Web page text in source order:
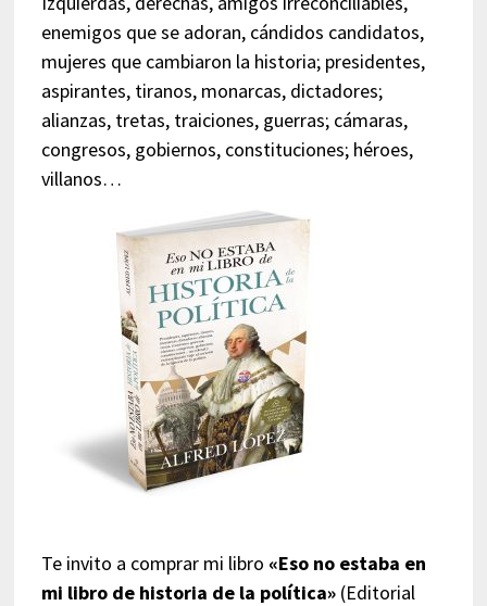
enemigos que se adoran, cándidos candidatos,
mujeres que cambiaron la historia; presidentes,
aspirantes, tiranos, monarcas, dictadores;
alianzas, tretas, traiciones, guerras; cámaras,
congresos, gobiernos, constituciones; héroes,
villanos…
Te invito a comprar mi libro «Eso no estaba en
mi libro de historia de la política»(Editorial